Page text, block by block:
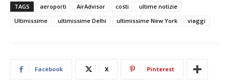
TAGS aeroporti AirAdvisor costi
ultime notizie
Ultimissime
ultimissime Delhi ultimissime New York viaggi
Facebook X Pinterest